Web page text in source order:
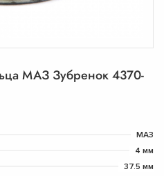
МАЗ Зубренок 4370-
МАЗ
4 мм
37.5 мм